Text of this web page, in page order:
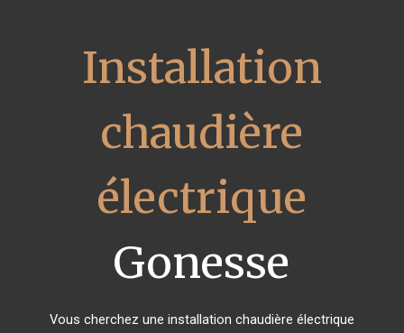
Installation
chaudière
électrique
Gonesse
Vous cherchez une installation chaudière électrique